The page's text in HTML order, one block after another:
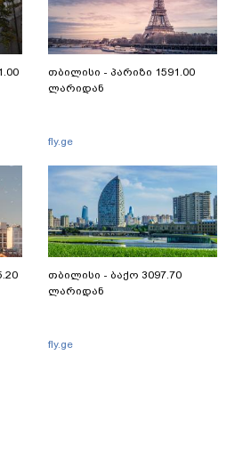
თბილისი - პარიზი 1591.00
ლარიდან
fly.ge
თბილისი - ბაქო 3097.70
ლარიდან
fly.ge